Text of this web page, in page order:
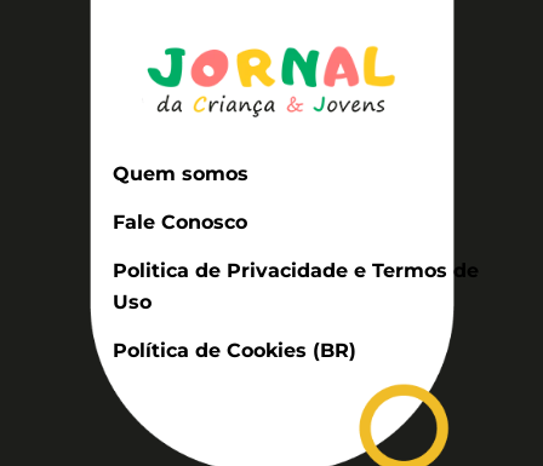
Quem somos
Fale Conosco
Politica de Privacidade e Termos de
Uso
Política de Cookies (BR)